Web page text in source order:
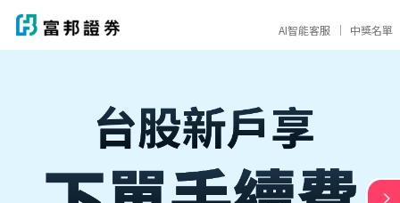
AI智能客服 ｜ 中獎名單